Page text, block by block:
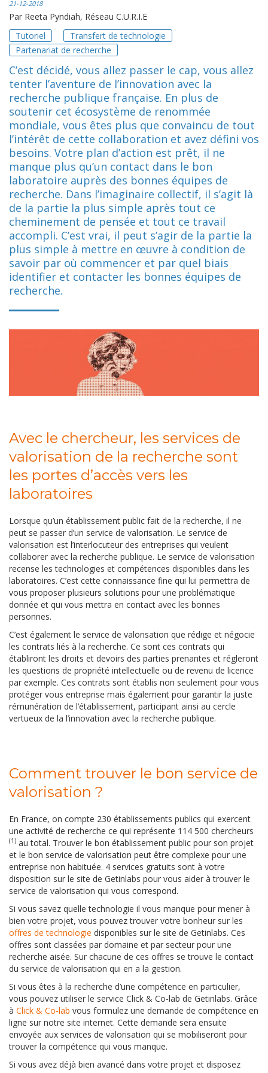
21-12-2018
Par Reeta Pyndiah, Réseau C.U.R.I.E
Tutoriel
Transfert de technologie
Partenariat de recherche
C’est décidé, vous allez passer le cap, vous allez
tenter l’aventure de l’innovation avec la
recherche publique française. En plus de
soutenir cet écosystème de renommée
mondiale, vous êtes plus que convaincu de tout
l’intérêt de cette collaboration et avez défini vos
besoins. Votre plan d’action est prêt, il ne
manque plus qu’un contact dans le bon
laboratoire auprès des bonnes équipes de
recherche. Dans l’imaginaire collectif, il s’agit là
de la partie la plus simple après tout ce
cheminement de pensée et tout ce travail
accompli. C’est vrai, il peut s’agir de la partie la
plus simple à mettre en œuvre à condition de
savoir par où commencer et par quel biais
identifier et contacter les bonnes équipes de
recherche.
Avec le chercheur, les services de
valorisation de la recherche sont
les portes d’accès vers les
laboratoires
Lorsque qu’un établissement public fait de la recherche, il ne
peut se passer d’un service de valorisation. Le service de
valorisation est l’interlocuteur des entreprises qui veulent
collaborer avec la recherche publique. Le service de valorisation
recense les technologies et compétences disponibles dans les
laboratoires. C’est cette connaissance fine qui lui permettra de
vous proposer plusieurs solutions pour une problématique
donnée et qui vous mettra en contact avec les bonnes
personnes.
C’est également le service de valorisation que rédige et négocie
les contrats liés à la recherche. Ce sont ces contrats qui
établiront les droits et devoirs des parties prenantes et régleront
les questions de propriété intellectuelle ou de revenu de licence
par exemple. Ces contrats sont établis non seulement pour vous
protéger vous entreprise mais également pour garantir la juste
rémunération de l’établissement, participant ainsi au cercle
vertueux de la l’innovation avec la recherche publique.
Comment trouver le bon service de
valorisation ?
En France, on compte 230 établissements publics qui exercent
une activité de recherche ce qui représente 114 500 chercheurs
(1) au total. Trouver le bon établissement public pour son projet
et le bon service de valorisation peut être complexe pour une
entreprise non habituée. 4 services gratuits sont à votre
disposition sur le site de Getinlabs pour vous aider à trouver le
service de valorisation qui vous correspond.
Si vous savez quelle technologie il vous manque pour mener à
bien votre projet, vous pouvez trouver votre bonheur sur les
offres de technologie disponibles sur le site de Getinlabs. Ces
offres sont classées par domaine et par secteur pour une
recherche aisée. Sur chacune de ces offres se trouve le contact
du service de valorisation qui en a la gestion.
Si vous êtes à la recherche d’une compétence en particulier,
vous pouvez utiliser le service Click & Co-lab de Getinlabs. Grâce
à Click & Co-lab vous formulez une demande de compétence en
ligne sur notre site internet. Cette demande sera ensuite
envoyée aux services de valorisation qui se mobiliseront pour
trouver la compétence qui vous manque.
Si vous avez déjà bien avancé dans votre projet et disposez